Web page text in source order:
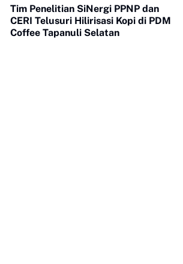
Tim Penelitian SiNergi PPNP dan
CERI Telusuri Hilirisasi Kopi di PDM
Coffee Tapanuli Selatan